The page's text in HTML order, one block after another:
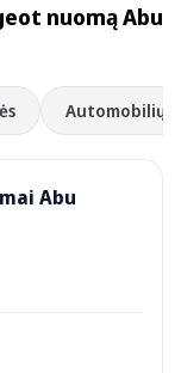
nedidelis
iš anksto.
nuomą Abu
Automobilių
Abu